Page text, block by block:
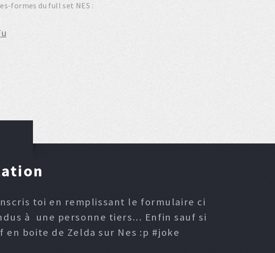
formes du full set NES :
toi en remplissant le formulaire ci
à une personne tiers... Enfin sauf si
boite de Zelda sur Nes :p #joke